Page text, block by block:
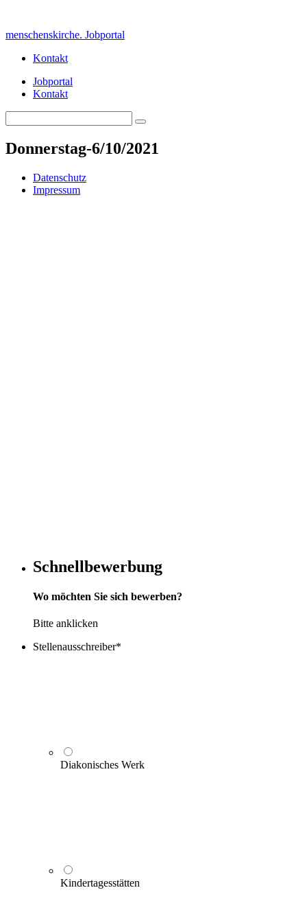
content
menschenskirche. Jobportal
Kontakt
Jobportal
Kontakt
for:
Search
Donnerstag-6/10/2021
Datenschutz
Impressum
Schnellbewerbung
Wo möchten Sie sich bewerben?
Bitte anklicken
Stellenausschreiber*
Diakonisches Werk
Kindertagesstätten